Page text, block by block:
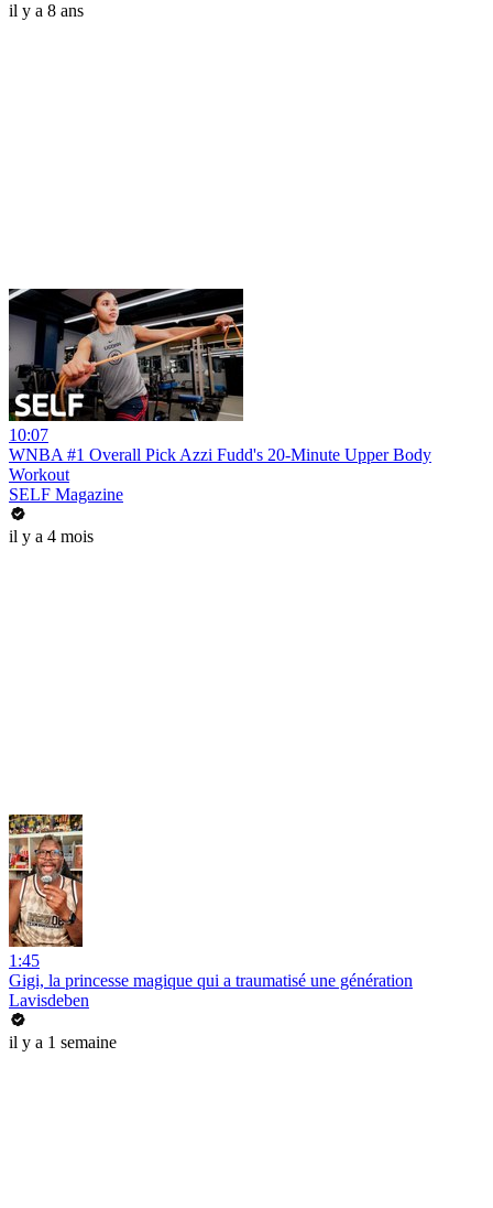
il y a 8 ans
10:07
WNBA #1 Overall Pick Azzi Fudd's 20-Minute Upper Body
Workout
SELF Magazine
il y a 4 mois
1:45
Gigi, la princesse magique qui a traumatisé une génération
Lavisdeben
il y a 1 semaine